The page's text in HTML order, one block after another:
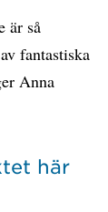
är så
fantastiska
Anna
här